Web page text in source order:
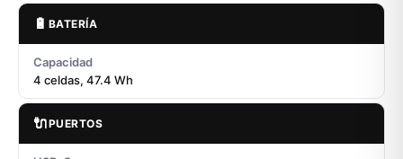
🔋 BATERÍA
Capacidad
4 celdas, 47.4 Wh
🔌PUERTOS